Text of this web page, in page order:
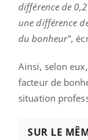
différence de
une différence
du bonheur",
Ainsi, selon
facteur de
situation
SUR LE